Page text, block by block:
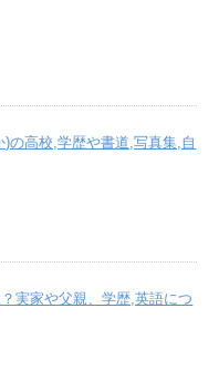
の高校,学歴や書道,写真集,自
実家や父親、学歴,英語につ